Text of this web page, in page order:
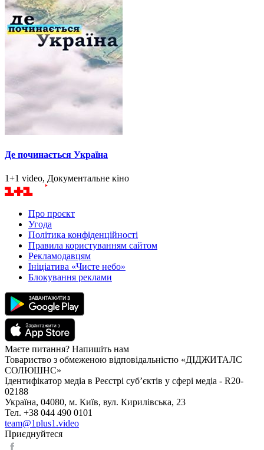
Де починається Україна
1+1 video, Документальне кіно
Про проєкт
Угода
Політика конфіденційності
Правила користуванням сайтом
Рекламодавцям
Ініціатива «Чисте небо»
Блокування реклами
Маєте питання? Напишіть нам
Товариство з обмеженою відповідальністю «ДІДЖИТАЛС
СОЛЮШНС»
Ідентифікатор медіа в Реєстрі суб’єктів у сфері медіа - R20-
02188
Україна, 04080, м. Київ, вул. Кирилівська, 23
Тел. +38 044 490 0101
team@1plus1.video
Приєднуйтеся